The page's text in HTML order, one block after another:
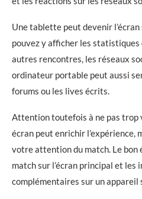
Une tablette peut devenir l’écran
pouvez y afficher les statistiques
autres rencontres, les réseaux
ordinateur portable peut aussi
forums ou les lives écrits.
Attention toutefois à ne pas trop
écran peut enrichir l’expérience,
votre attention du match. Le bon
match sur l’écran principal et les
complémentaires sur un appareil